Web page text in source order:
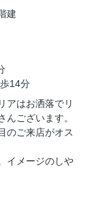
建
14分
アはお洒落でリ
ございます。
のご来店がオス
イメージのしや